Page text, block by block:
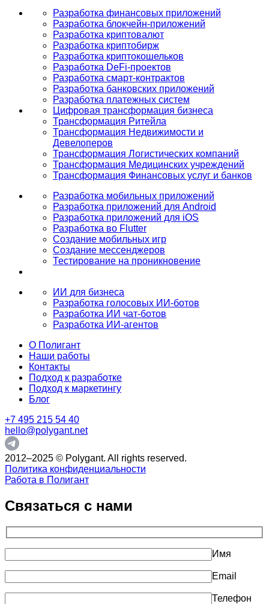
Разработка финансовых приложений
Разработка блокчейн-приложений
Разработка криптовалют
Разработка криптобирж
Разработка криптокошельков
Разработка DeFi-проектов
Разработка смарт-контрактов
Разработка банковских приложений
Разработка платежных систем
Цифровая трансформация бизнеса
Трансформация Ритейла
Трансформация Недвижимости и
Девелоперов
Трансформация Логистических компаний
Трансформация Медицинских учреждений
Трансформация Финансовых услуг и банков
Разработка мобильных приложений
Разработка приложений для Android
Разработка приложений для iOS
Разработка во Flutter
Создание мобильных игр
Создание мессенджеров
Тестирование на проникновение
ИИ для бизнеса
Разработка голосовых ИИ-ботов
Разработка ИИ чат-ботов
Разработка ИИ-агентов
О Полигант
Наши работы
Контакты
Подход к разработке
Подход к маркетингу
Блог
+7 495 215 54 40
hello@polygant.net
2012–2025 © Polygant. All rights reserved.
Политика конфиденциальности
Работа в Полигант
Связаться с нами
Имя
Email
Телефон